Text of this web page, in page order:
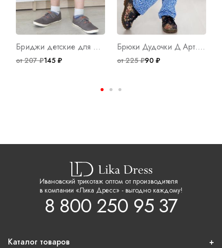
Бриджи детские для Мальчика Б Арт. 7317
от 207 ₽145 ₽
Брюки Дудочки Д Арт. 3502
от 225 ₽90 ₽
Ивановский трикотаж оптом от производителя
в компании «Лика Дресс» - выгодно каждому!
8 800 250 95 37
Каталог товаров